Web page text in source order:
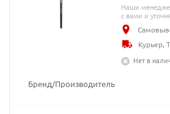
Бренд/Производитель
Наши
с вами и
Курьер,
Нет в